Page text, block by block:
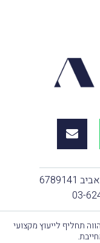
תחליף לייעוץ מקצועי